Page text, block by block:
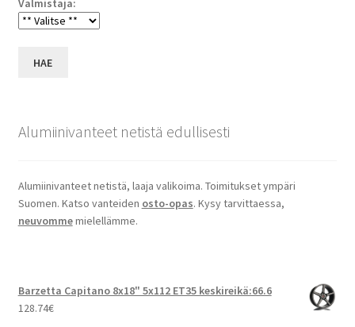
Valmistaja:
HAE
Alumiinivanteet netistä edullisesti
Alumiinivanteet netistä, laaja valikoima. Toimitukset ympäri
Suomen. Katso vanteiden osto-opas. Kysy tarvittaessa,
neuvommemielellämme.
Barzetta Capitano 8x18" 5x112 ET35 keskireikä:66.6
128.74€